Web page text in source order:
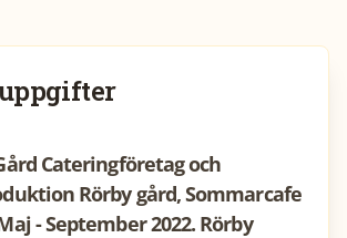
Cateringföretag och
Rörby gård, Sommarcafe
- September 2022. Rörby